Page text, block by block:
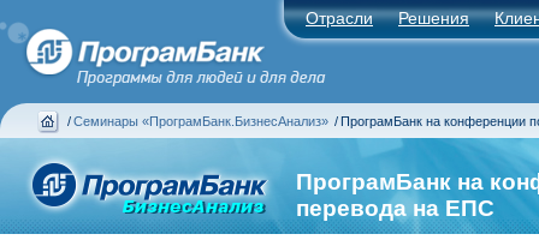
Отрасли Решения
/ Семинары «ПрограмБанк.БизнесАнализ» / ПрограмБанк на конференции
ПрограмБанк на
перевода на ЕПС